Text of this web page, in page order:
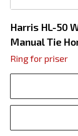
Harris HL-50
Manual Tie
Ring for priser